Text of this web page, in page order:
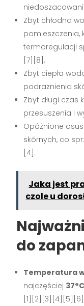
Zbyt chłodna
pomieszczenia,
termoregulacji
[7][8].
Zbyt ciepła
podrażnienia
Zbyt długi czas
przesuszenia i
Opóźnione
skórnych, co
[4].
Jaka jest
czole u
do
Temperatura
najczęściej